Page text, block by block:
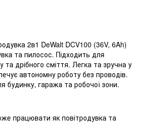
2в1 DeWalt DCV100 (36V, 6Ah)
та пилосос. Підходить для
та дрібного сміття. Легка та зручна у
автономну роботу без проводів.
будинку, гаража та робочої зони.
працювати як повітродувка та